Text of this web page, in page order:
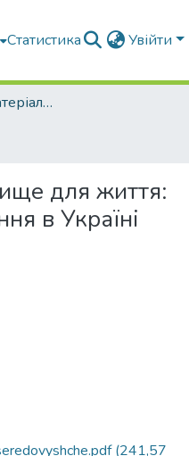
Статистика Увійти
Конференції та матеріали конференцій
для життя:
в Україні
(241,57